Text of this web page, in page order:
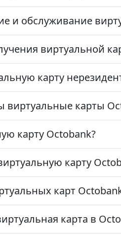
и обслуживание
виртуальной
карту
виртуальные карты
карту Octobank?
карту
карт
карта в